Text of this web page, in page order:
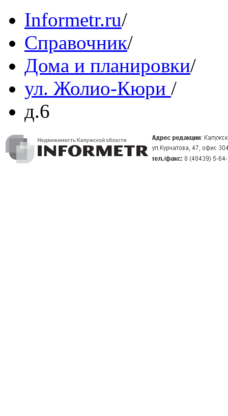
Informetr.ru/
Справочник/
Дома и планировки/
ул. Жолио-Кюри /
д.6